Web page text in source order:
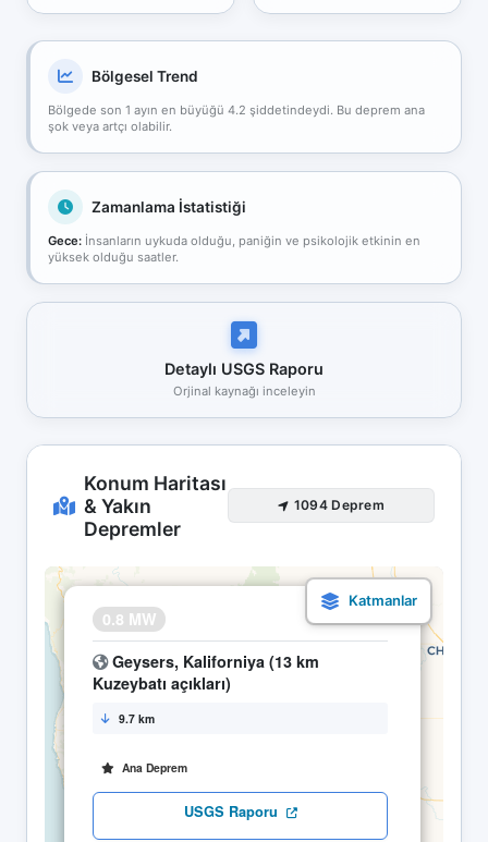
Bölgesel Trend
Bölgede son 1 ayın en büyüğü 4.2 şiddetindeydi. Bu deprem ana
şok veya artçı olabilir.
Zamanlama İstatistiği
Gece: İnsanların uykuda olduğu, paniğin ve psikolojik etkinin en
yüksek olduğu saatler.
Detaylı USGS Raporu
Orjinal kaynağı inceleyin
Konum Haritası
& Yakın
Depremler
1094 Deprem
0.8 MW
Geysers, Kaliforniya (13 km
Kuzeybatı açıkları)
9.7 km
Ana Deprem
USGS Raporu
×